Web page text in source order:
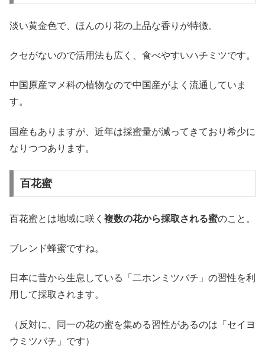
淡い黄金色で、ほんのり花の上品な香りが特徴。
クセがないので活用法も広く、食べやすいハチミツです。
中国原産マメ科の植物なので中国産がよく流通していま
す。
国産もありますが、近年は採蜜量が減ってきており希少に
なりつつあります。
百花蜜
百花蜜とは地域に咲く 複数の花から採取される蜜のこと。
ブレンド蜂蜜ですね。
日本に昔から生息している「二ホンミツバチ」の習性を利
用して採取されます。
（反対に、同一の花の蜜を集める習性があるのは「セイヨ
ウミツバチ」です）